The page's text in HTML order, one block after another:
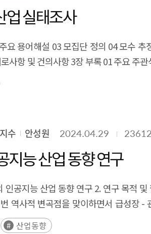
실태조사
요 용어해설 03 모집단 정의 04 모수
사항 및 건의사항 3장 부록 01 주요 주
수 안성원 2024.04.29 23612
지능 산업 동향 연구
인공지능 산업 동향 연구 2. 연구 목적
역사적 변곡점을 맞이하면서 급성장 -
쟁이 치열해 지고 있는 상황 - 한편, 확
산업동향